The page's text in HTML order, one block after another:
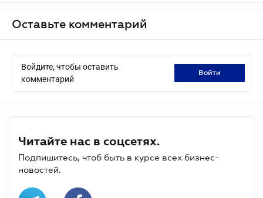
Оставьте комментарий
Войдите, чтобы оставить
комментарий
войти
Читайте нас в соцсетях.
Подпишитесь, чтоб быть в курсе всех бизнес-
новостей.